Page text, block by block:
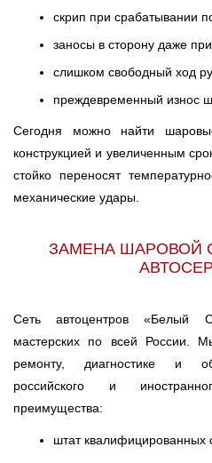
скрип при срабатывании
заносы в сторону даже
слишком свободный ход
преждевременный износ
Сегодня можно найти
конструкцией и увеличенным
стойко переносят
механические удары.
ЗАМЕНА ШАРОВОЙ
Сеть автоцентров «Белый
мастерских по всей России.
ремонту, диагностике и
российского и
преимущества:
штат квалифицированных